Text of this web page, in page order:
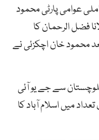
عوامی پارٹی محمود
فضل الرحمان کا
محمود خان اچکزئی نے
سے جے یو آئی
میں اسلام آباد کا